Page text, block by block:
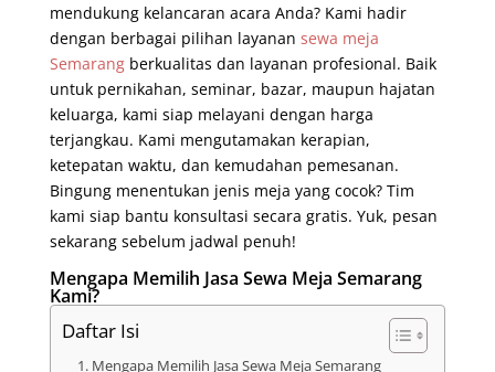
mendukung kelancaran acara Anda? Kami hadir
dengan berbagai pilihan layanan sewa meja
Semarangberkualitas dan layanan profesional. Baik
untuk pernikahan, seminar, bazar, maupun hajatan
keluarga, kami siap melayani dengan harga
terjangkau. Kami mengutamakan kerapian,
ketepatan waktu, dan kemudahan pemesanan.
Bingung menentukan jenis meja yang cocok? Tim
kami siap bantu konsultasi secara gratis. Yuk, pesan
sekarang sebelum jadwal penuh!
Mengapa Memilih Jasa Sewa Meja Semarang
Kami?
Daftar Isi
Mengapa Memilih Jasa Sewa Meja Semarang